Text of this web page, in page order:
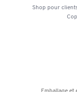
Shop pour
Emballage et